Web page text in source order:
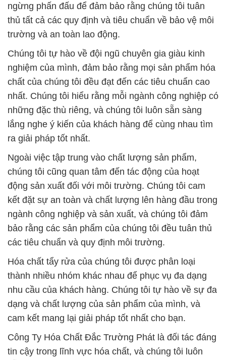
ngừng phấn đấu để đảm bảo rằng chúng tôi tuân
thủ tất cả các quy định và tiêu chuẩn về bảo vệ môi
trường và an toàn lao động.
Chúng tôi tự hào về đội ngũ chuyên gia giàu kinh
nghiệm của mình, đảm bảo rằng mọi sản phẩm hóa
chất của chúng tôi đều đạt đến các tiêu chuẩn cao
nhất. Chúng tôi hiểu rằng mỗi ngành công nghiệp có
những đặc thù riêng, và chúng tôi luôn sẵn sàng
lắng nghe ý kiến của khách hàng để cùng nhau tìm
ra giải pháp tốt nhất.
Ngoài việc tập trung vào chất lượng sản phẩm,
chúng tôi cũng quan tâm đến tác động của hoạt
động sản xuất đối với môi trường. Chúng tôi cam
kết đặt sự an toàn và chất lượng lên hàng đầu trong
ngành công nghiệp và sản xuất, và chúng tôi đảm
bảo rằng các sản phẩm của chúng tôi đều tuân thủ
các tiêu chuẩn và quy định môi trường.
Hóa chất tẩy rửa của chúng tôi được phân loại
thành nhiều nhóm khác nhau để phục vụ đa dạng
nhu cầu của khách hàng. Chúng tôi tự hào về sự đa
dạng và chất lượng của sản phẩm của mình, và
cam kết mang lại giải pháp tốt nhất cho bạn.
Công Ty Hóa Chất Đắc Trường Phát là đối tác đáng
tin cậy trong lĩnh vực hóa chất, và chúng tôi luôn